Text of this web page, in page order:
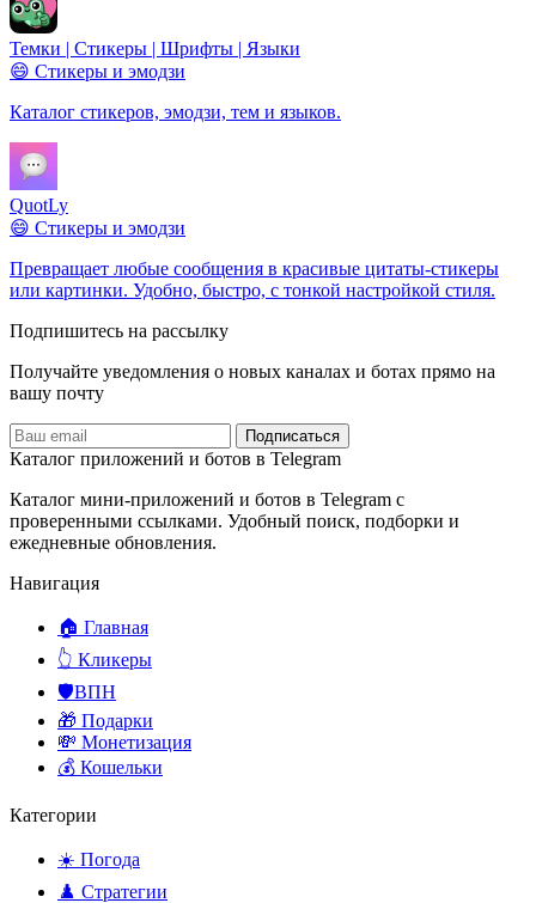
Темки | Стикеры | Шрифты | Языки
😄 Стикеры и эмодзи
Каталог стикеров, эмодзи, тем и языков.
QuotLy
😄 Стикеры и эмодзи
Превращает любые сообщения в красивые цитаты-стикеры
или картинки. Удобно, быстро, с тонкой настройкой стиля.
Подпишитесь на рассылку
Получайте уведомления о новых каналах и ботаx прямо на
вашу почту
Подписаться
Каталог приложений и ботов в Telegram
Каталог мини-приложений и ботов в Telegram с
проверенными ссылками. Удобный поиск, подборки и
ежедневные обновления.
Навигация
🏠 Главная
👆 Кликеры
🛡️ВПН
🎁 Подарки
💸 Монетизация
💰 Кошельки
Категории
☀️ Погода
♟️ Стратегии